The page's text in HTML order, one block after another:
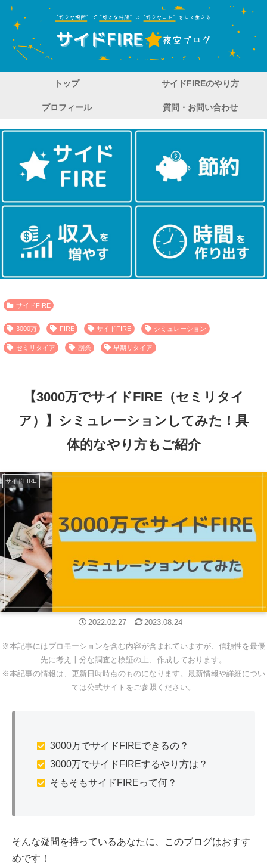
トップ サイドFIREのやり方
プロフィール 質問・お問い合わせ
サイドFIRE
3000万 FIRE サイドFIRE シミュレーション
セミリタイア 副業 早期リタイア
【3000万でサイドFIRE（セミリタイ
ア）】シミュレーションしてみた！具
体的なやり方もご紹介
サイドFIRE
2023.08.24
2022.02.27
※本記事にはプロモーションを含む内容が含まれていますが、信頼性を最優
先に考え十分な調査と検証の上、作成しております。
※本記事の情報は、更新日時時点のものになります。最新情報や詳細につい
ては公式サイトをご参照ください。
3000万でサイドFIREできるの？
3000万でサイドFIREするやり方は？
そもそもサイドFIREって何？
そんな疑問を持っているあなたに、このブログはおすす
めです！